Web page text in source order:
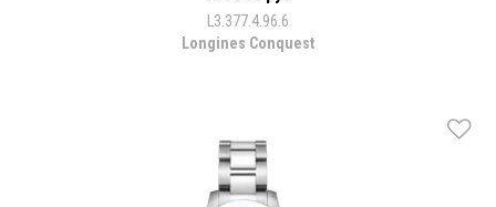
L3.377.4.96.6
Longines Conquest